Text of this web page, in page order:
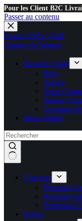
Pour les Client B2C
Passer au contenu
Espace PRO / B2B
Gagner de l'argent
Besoins d’aide
Blog
Astuce
Nous
Suivre
Livraison
Mon compte
Cheveux
Perruque
Perruque
Extension
Robes